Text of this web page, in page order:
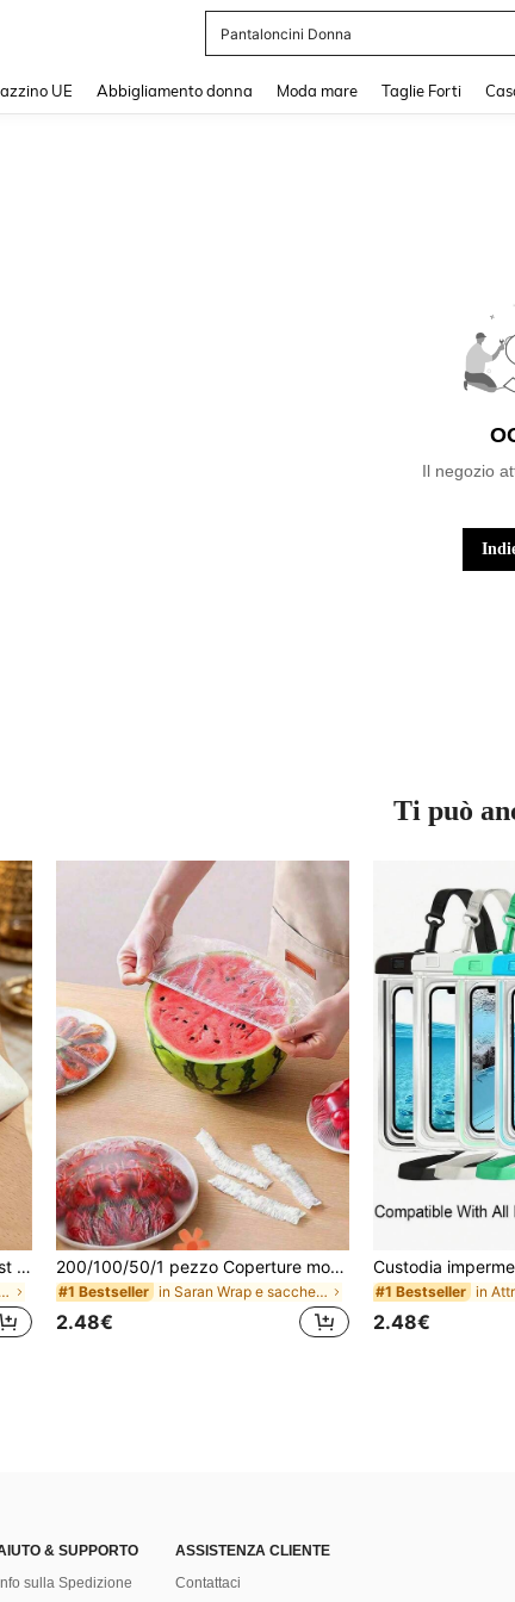
Pantaloncini Donna
UE Abbigliamento donna Moda mare Taglie Forti
Il negozio
Ti può
Giocattolo Squishy a forma di toast extra large, super morbido, giocattolo antistress a forma di toast al burro, disponibile in rosa, giallo, bianco e verde, giocattolo squishy antistress -- perfetto per regali di compleanno e festività, piccoli regali quotidiani a sorpresa, kawaii, miglioratore dell'umore
in TPR Giocattoli divertenti e novità per adolesce
200/100/50/1 pezzo Coperture monouso in pellicola trasparente per alimenti, Coperture per doccia, Sacchetti termoretraibili monouso multifunzione, Copriscarpe monouso, Pellicola trasparente da cucina rinforzata, Coperture per conservazione alimenti in frigorifero domestico, Coperture elastiche estensibili, Uso quotidiano
#1 Bestseller in Saran Wrap e sacchetti di plastica
2.48€
#1 Bestseller in
2.48€
& SUPPORTO
Info sulla Spedizione
ASSISTENZA CLIENTE
Contattaci